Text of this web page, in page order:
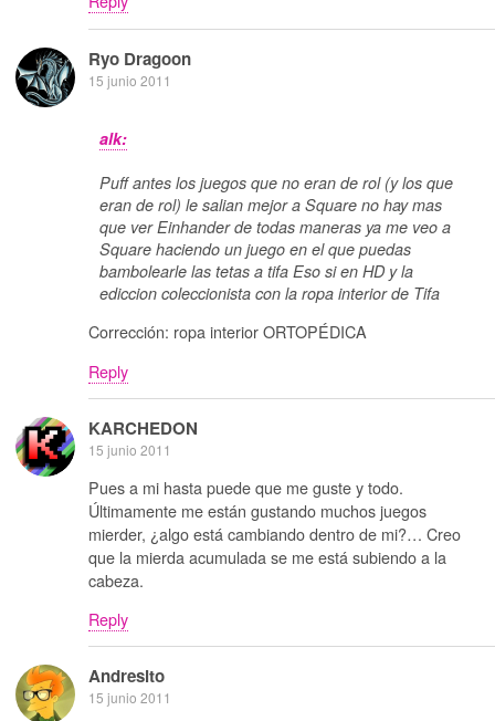
Ryo Dragoon
15 junio 2011
alk:
Puff antes los juegos que no eran de rol (y los que
eran de rol) le salian mejor a Square no hay mas
que ver Einhander de todas maneras ya me veo a
Square haciendo un juego en el que puedas
bambolearle las tetas a tifa Eso si en HD y la
ediccion coleccionista con la ropa interior de Tifa
Corrección: ropa interior ORTOPÉDICA
Reply
KARCHEDON
15 junio 2011
Pues a mi hasta puede que me guste y todo.
Últimamente me están gustando muchos juegos
mierder, ¿algo está cambiando dentro de mi?… Creo
que la mierda acumulada se me está subiendo a la
cabeza.
Reply
Andresito
15 junio 2011